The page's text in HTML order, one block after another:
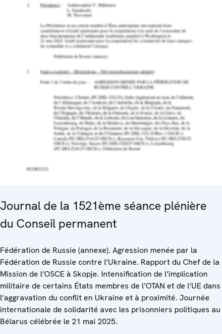
Journal de la 1521ème séance plénière
du Conseil permanent
Fédération de Russie (annexe). Agression menée par la
Fédération de Russie contre l’Ukraine. Rapport du Chef de la
Mission de l’OSCE à Skopje. Intensification de l’implication
militaire de certains États membres de l’OTAN et de l’UE dans
l’aggravation du conflit en Ukraine et à proximité. Journée
internationale de solidarité avec les prisonniers politiques au
Bélarus célébrée le 21 mai 2025.